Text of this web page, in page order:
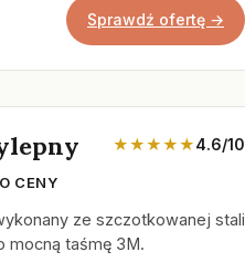
Sprawdź ofertę →
★★★★★4.6/10
CENY
ze szczotkowanej stali
mocną taśmę 3M.